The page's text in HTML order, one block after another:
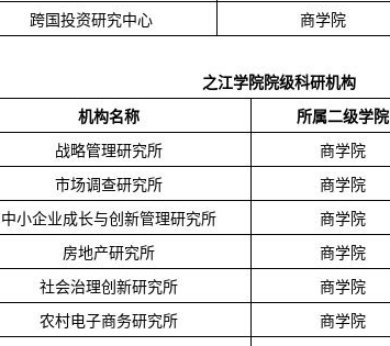
跨国投资研究中心 商学院
之江学院院级科研机构
机构名称 所属二级学院
战略管理研究所 商学院
市场调查研究所 商学院
中小企业成长与创新管理研究所 商学院
房地产研究所 商学院
社会治理创新研究所 商学院
农村电子商务研究所 商学院